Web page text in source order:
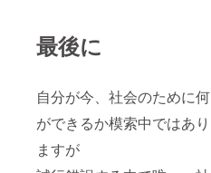
最後に
自分が今、社会のために何
ができるか模索中ではあり
ますが